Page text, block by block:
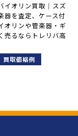
イオリン買取｜スズ
器を査定、ケース付
オリンや管楽器・ギ
売るならトレリバ高
買取価格例